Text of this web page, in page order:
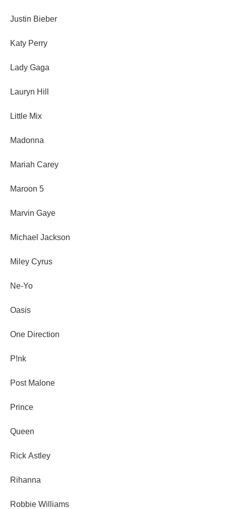
Justin Bieber
Katy Perry
Lady Gaga
Lauryn Hill
Little Mix
Madonna
Mariah Carey
Maroon 5
Marvin Gaye
Michael Jackson
Miley Cyrus
Ne-Yo
Oasis
One Direction
P!nk
Post Malone
Prince
Queen
Rick Astley
Rihanna
Robbie Williams